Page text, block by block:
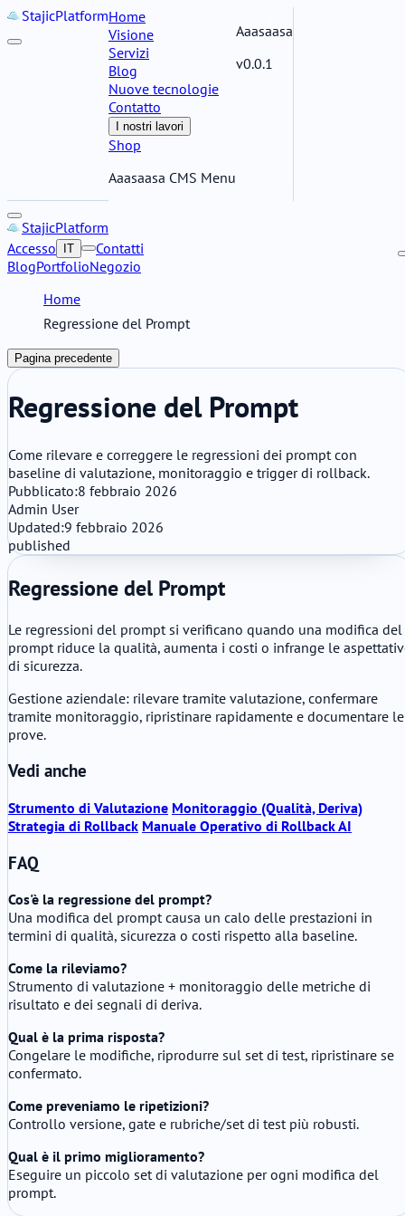
StajicPlatformHome
Visione
Servizi
Blog
Nuove tecnologie
Contatto
I nostri lavori
Shop
Aaasaasa CMS Menu
Aaasaasa
v0.0.1
StajicPlatform
BlogPortfolioNegozio
Accesso IT Contatti
Home
Regressione del Prompt
Pagina precedente
Regressione del Prompt
Come rilevare e correggere le regressioni dei prompt con
baseline di valutazione, monitoraggio e trigger di rollback.
Pubblicato:8 febbraio 2026
Admin User
Updated:9 febbraio 2026
published
Regressione del Prompt
Le regressioni del prompt si verificano quando una modifica del
prompt riduce la qualità, aumenta i costi o infrange le
di sicurezza.
Gestione aziendale: rilevare tramite valutazione, confermare
tramite monitoraggio, ripristinare rapidamente e documentare le
prove.
Vedi anche
Strumento di Valutazione Monitoraggio (Qualità, Deriva)
Strategia di Rollback Manuale Operativo di Rollback AI
FAQ
Cos'è la regressione del prompt?
Una modifica del prompt causa un calo delle prestazioni in
termini di qualità, sicurezza o costi rispetto alla baseline.
Come la rileviamo?
Strumento di valutazione + monitoraggio delle metriche di
risultato e dei segnali di deriva.
Qual è la prima risposta?
Congelare le modifiche, riprodurre sul set di test, ripristinare se
confermato.
Come preveniamo le ripetizioni?
Controllo versione, gate e rubriche/set di test più robusti.
Qual è il primo miglioramento?
Eseguire un piccolo set di valutazione per ogni modifica del
prompt.